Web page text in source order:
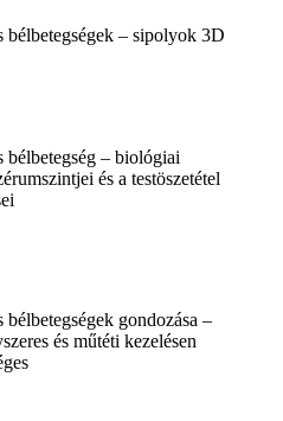
bélbetegségek – sipolyok 3D
bélbetegség – biológiai
és a testöszetétel
bélbetegségek gondozása –
és műtéti kezelésen